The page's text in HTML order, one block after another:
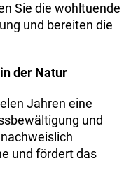
Sie die wohltuende
und bereiten die
der Natur
Jahren eine
und
und fördert das